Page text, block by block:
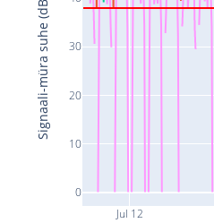
Jul 12
0
10
20
30
Signaali-müra suhe (dB)